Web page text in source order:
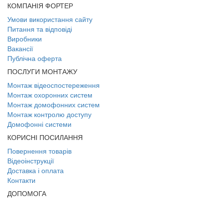
КОМПАНІЯ ФОРТЕР
Умови використання сайту
Питання та відповіді
Виробники
Вакансії
Публічна оферта
ПОСЛУГИ МОНТАЖУ
Монтаж відеоспостереження
Монтаж охоронних систем
Монтаж домофонних систем
Монтаж контролю доступу
Домофонні системи
КОРИСНІ ПОСИЛАННЯ
Повернення товарів
Відеоінструкції
Доставка і оплата
Контакти
ДОПОМОГА